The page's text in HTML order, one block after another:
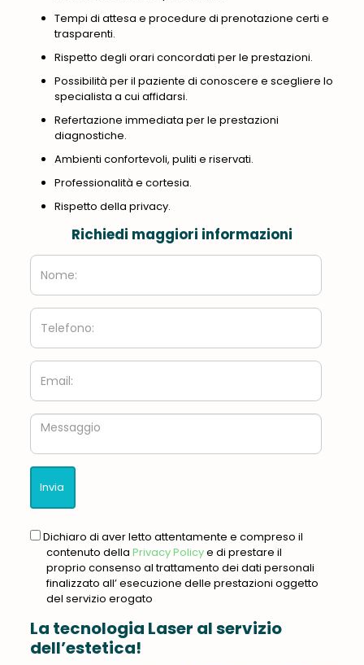
Tempi di attesa e procedure di prenotazione certi e
trasparenti.
Rispetto degli orari concordati per le prestazioni.
Possibilità per il paziente di conoscere e scegliere lo
specialista a cui affidarsi.
Refertazione immediata per le prestazioni
diagnostiche.
Ambienti confortevoli, puliti e riservati.
Professionalità e cortesia.
Rispetto della privacy.
Richiedi maggiori informazioni
Nome:
Telefono:
Email:
Messaggio
gdpr
Dichiaro di aver letto attentamente e compreso il
contenuto della Privacy Policye di prestare il
proprio consenso al trattamento dei dati personali
finalizzato all’ esecuzione delle prestazioni oggetto
del servizio erogato
La tecnologia Laser al servizio
dell’estetica!